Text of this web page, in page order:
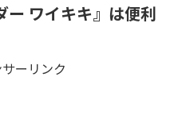
ー ワイキキ』は便利
ーリンク